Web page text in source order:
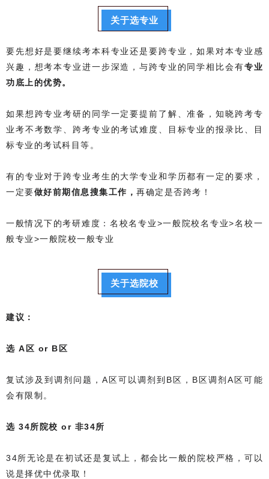
关于选专业
要先想好是要继续考本科专业还是要跨专业，如果对本专业感
兴趣，想考本专业进一步深造，与跨专业的同学相比会有专业
功底上的优势。
如果想跨专业考研的同学一定要提前了解、准备，知晓跨考专
业考不考数学、跨考专业的考试难度、目标专业的报录比、目
标专业的考试科目等。
有的专业对于跨专业考生的大学专业和学历都有一定的要求，
一定要做好前期信息搜集工作， 再确定是否跨考！
一般情况下的考研难度： 名校名专业>一般院校名专业>名校一
般专业>一般院校一般专业
关于选院校
建议：
选 A区 or B区
复试涉及到调剂问题，A区可以调剂到B区，B区调剂A区可能
会有限制。
选 34所院校 or 非34所
34所无论是在初试还是复试上，都会比一般的院校严格，可以
说是择优中优录取！